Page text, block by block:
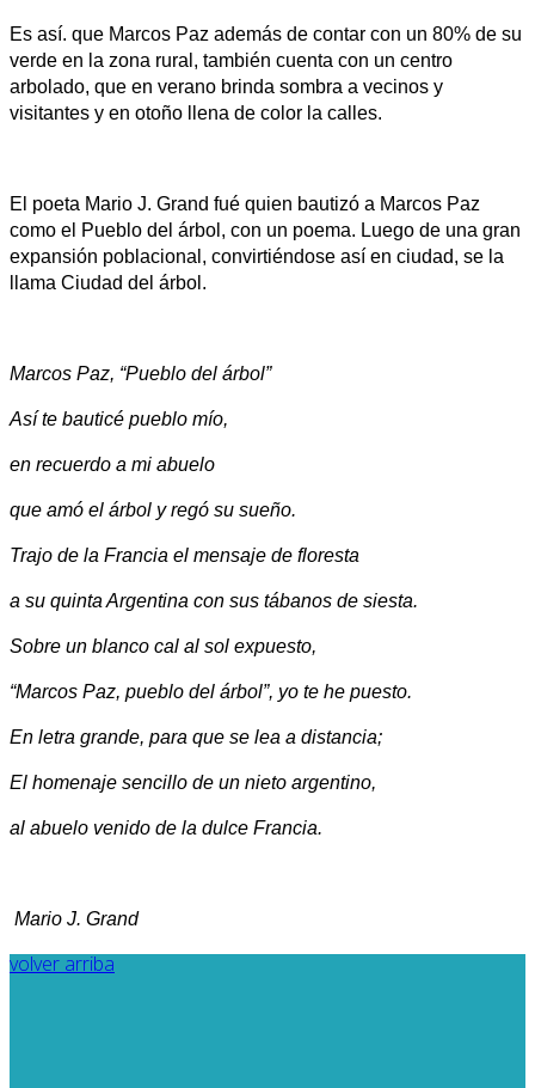
Es así. que Marcos Paz además de contar con un 80% de su
verde en la zona rural, también cuenta con un centro
arbolado, que en verano brinda sombra a vecinos y
visitantes y en otoño llena de color la calles.
El poeta Mario J. Grand fué quien bautizó a Marcos Paz
como el Pueblo del árbol, con un poema. Luego de una gran
expansión poblacional, convirtiéndose así en ciudad, se la
llama Ciudad del árbol.
Marcos Paz, “Pueblo del árbol”
Así te bauticé pueblo mío,
en recuerdo a mi abuelo
que amó el árbol y regó su sueño.
Trajo de la Francia el mensaje de floresta
a su quinta Argentina con sus tábanos de siesta.
Sobre un blanco cal al sol expuesto,
“Marcos Paz, pueblo del árbol”, yo te he puesto.
En letra grande, para que se lea a distancia;
El homenaje sencillo de un nieto argentino,
al abuelo venido de la dulce Francia.
Mario J. Grand
volver arriba